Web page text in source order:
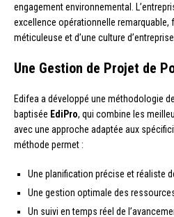
engagement environnemental.
excellence opérationnelle remarquable,
méticuleuse et d’une culture
Une Gestion de Projet de
Edifea a développé une méthodologie
baptisée EdiPro, qui combine les
avec une approche adaptée aux
méthode permet :
Une planification précise et réaliste
Une gestion optimale des
Un suivi en temps réel de